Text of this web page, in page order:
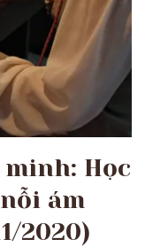
Học
ám
2020)